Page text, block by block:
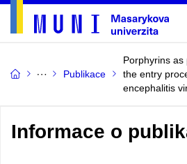
Publikace
Porphyrins
the entry
encephalitis
Informace o